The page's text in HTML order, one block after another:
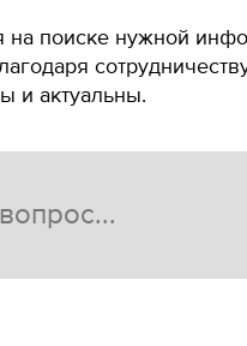
на поиске нужной
и актуальны.